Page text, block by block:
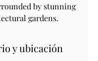
by stunning
gardens.
y ubicación